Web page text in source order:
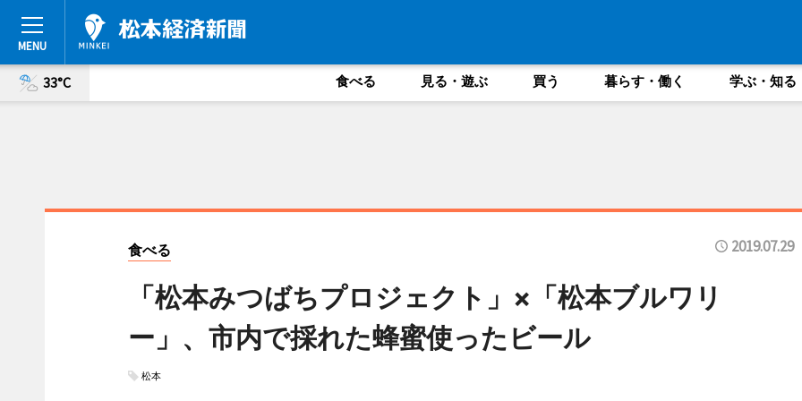
33°C 食べる 見る・遊ぶ 買う 暮らす・働く 学ぶ・知る
食べる 2019.07.29
「松本みつばちプロジェクト」×「松本ブルワリ
ー」、市内で採れた蜂蜜使ったビール
松本